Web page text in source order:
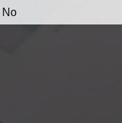
No